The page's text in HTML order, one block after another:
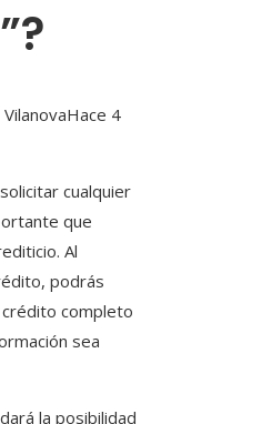
VilanovaHace 4
cualquier
que
Al
podrás
completo
sea
la posibilidad